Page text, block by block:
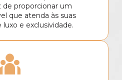
de proporcionar um
que atenda às suas
e exclusividade.